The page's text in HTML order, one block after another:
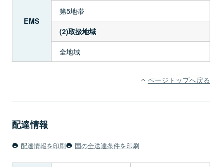
EMS
第5地帯
(2)取扱地域
全地域
ページトップへ戻る
配達情報
配達情報を印刷 国の全送達条件を印刷